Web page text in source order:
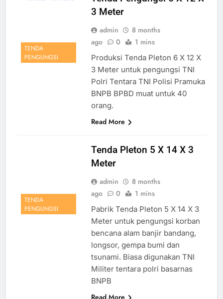
TENDA
PENGUNGSI
3 Meter
admin
8 months
ago
0 1 mins
Produksi Tenda Pleton 6 X 12 X
3 Meter untuk pengungsi TNI
Polri Tentara TNI Polisi Pramuka
BNPB BPBD muat untuk 40
orang.
Read More
TENDA
PENGUNGSI
Tenda Pleton 5 X 14 X 3
Meter
admin
8 months
ago
0 1 mins
Pabrik Tenda Pleton 5 X 14 X 3
Meter untuk pengungsi korban
bencana alam banjir bandang,
longsor, gempa bumi dan
tsunami. Biasa digunakan TNI
Militer tentara polri basarnas
BNPB
Read More